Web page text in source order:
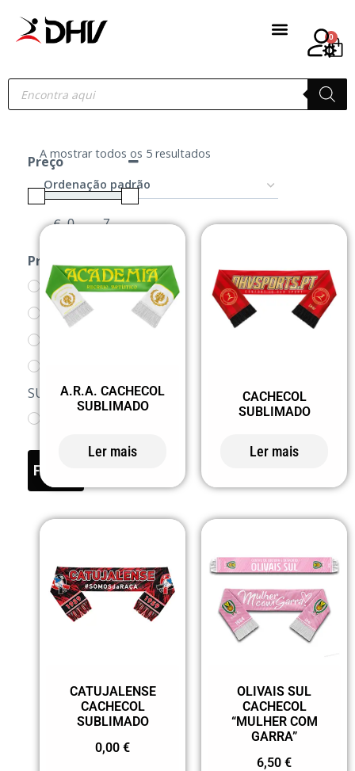
0
Preço
€ -
Produtos
A.R.A.
ACESSÓRIOS
SUL
FILTER
A mostrar todos os 5 resultados
A.R.A. CACHECOL
SUBLIMADO
Ler mais
CACHECOL
SUBLIMADO
Ler mais
CATUJALENSE
CACHECOL
SUBLIMADO
0,00 €
OLIVAIS SUL
CACHECOL
“MULHER COM
GARRA”
6,50 €